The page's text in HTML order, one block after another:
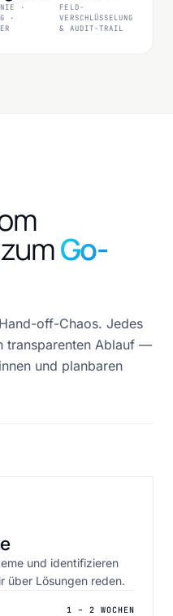
·
·
FELD-
VERSCHLÜSSELUNG
& AUDIT-TRAIL
Go-
off-Chaos. Jedes
transparenten Ablauf —
und planbaren
und identifizieren
über Lösungen reden.
1 – 2 WOCHEN